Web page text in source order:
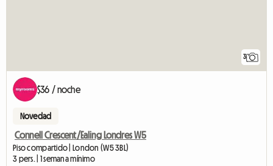
3
$36 / noche
Novedad
Connell Crescent/Ealing Londres W5
Piso compartido | London (W5 3BL)
3 pers. | 1 semana mínimo